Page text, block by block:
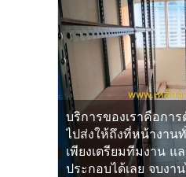
บริการของเราคือกา
ไปส่งให้ถึงที่หน้างาน
เพียงเตรียมทีมงาน แ
ประกอบได้เลย จบงา